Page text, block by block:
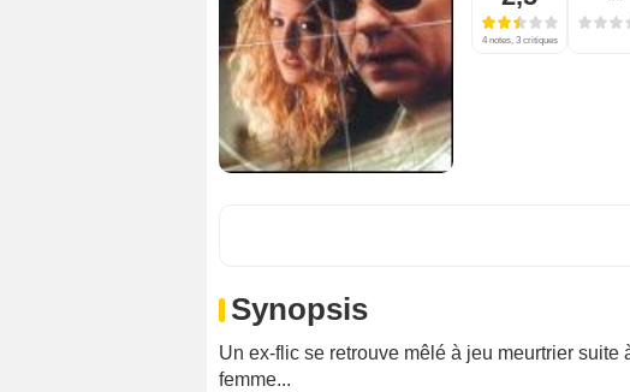
4 notes, 3 critiques
Synopsis
Un ex-flic se retrouve mêlé à jeu meurtrier
femme...